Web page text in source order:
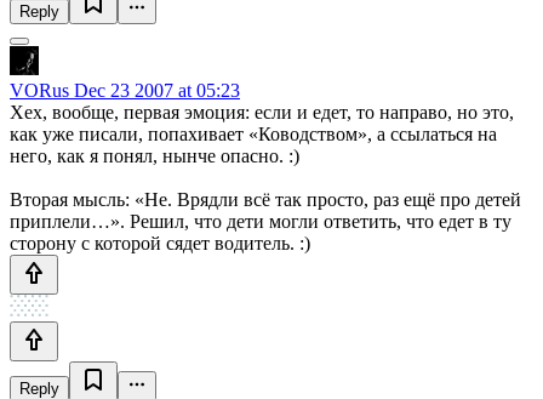
Reply
VORus Dec 23 2007 at 05:23
Хех, вообще, первая эмоция: если и едет, то направо, но это,
как уже писали, попахивает «Ководством», а ссылаться на
него, как я понял, нынче опасно. :)
Вторая мысль: «Не. Врядли всё так просто, раз ещё про детей
приплели…». Решил, что дети могли ответить, что едет в ту
сторону с которой сядет водитель. :)
Reply